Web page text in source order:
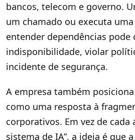
bancos, telecom e governo.
um chamado ou executa
entender dependências pode
indisponibilidade, violar
incidente de segurança.
A empresa também
como uma resposta à
corporativos. Em vez de cada
sistema de IA”, a ideia é que